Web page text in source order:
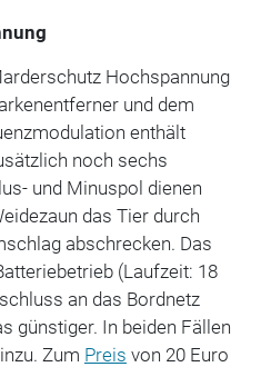
Hochspannung
und dem
enthält
noch sechs
und Minuspol dienen
das Tier durch
abschrecken. Das
(Laufzeit: 18
an das Bordnetz
günstiger. In beiden Fällen
Zum Preis von 20 Euro